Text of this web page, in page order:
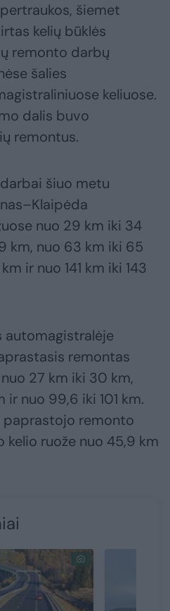
šiemet
kelių būklės
remonto darbų
šalies
keliuose.
dalis buvo
remontus.
šiuo metu
nuo 29 km iki 34
km, nuo 63 km iki 65
ir nuo 141 km iki 143
automagistralėje
remontas
27 km iki 30 km,
ir nuo 99,6 iki 101 km.
remonto
ruože nuo 45,9 km